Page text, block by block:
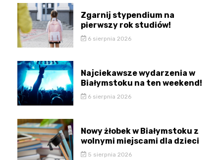
Zgarnij stypendium na
pierwszy rok studiów!
6 sierpnia 2026
Najciekawsze wydarzenia w
Białymstoku na ten weekend!
6 sierpnia 2026
Nowy żłobek w Białymstoku z
wolnymi miejscami dla dzieci
5 sierpnia 2026